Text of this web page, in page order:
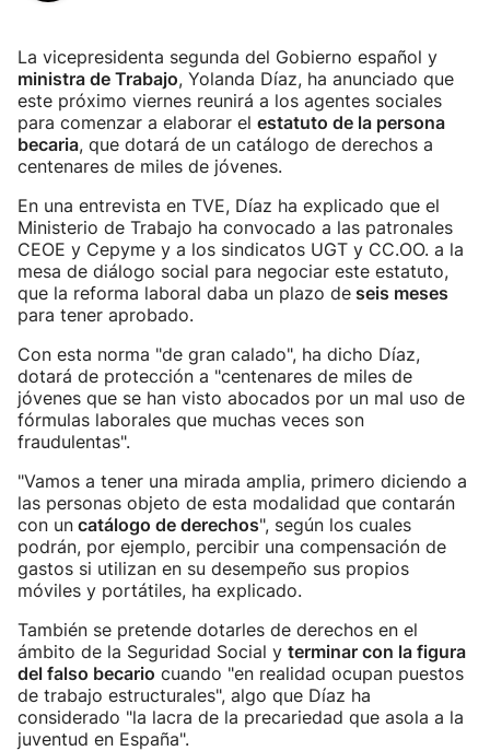
La vicepresidenta segunda del Gobierno español y
ministra de Trabajo, Yolanda Díaz, ha anunciado que
este próximo viernes reunirá a los agentes sociales
para comenzar a elaborar el estatuto de la persona
becaria, que dotará de un catálogo de derechos a
centenares de miles de jóvenes.
En una entrevista en TVE, Díaz ha explicado que el
Ministerio de Trabajo ha convocado a las patronales
CEOE y Cepyme y a los sindicatos UGT y CC.OO. a la
mesa de diálogo social para negociar este estatuto,
que la reforma laboral daba un plazo de seis meses
para tener aprobado.
Con esta norma "de gran calado", ha dicho Díaz,
dotará de protección a "centenares de miles de
jóvenes que se han visto abocados por un mal uso de
fórmulas laborales que muchas veces son
fraudulentas".
"Vamos a tener una mirada amplia, primero diciendo a
las personas objeto de esta modalidad que contarán
con un catálogo de derechos", según los cuales
podrán, por ejemplo, percibir una compensación de
gastos si utilizan en su desempeño sus propios
móviles y portátiles, ha explicado.
También se pretende dotarles de derechos en el
ámbito de la Seguridad Social y terminar con la figura
del falso becario cuando "en realidad ocupan puestos
de trabajo estructurales", algo que Díaz ha
considerado "la lacra de la precariedad que asola a la
juventud en España".